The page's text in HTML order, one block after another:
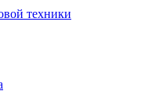
техники